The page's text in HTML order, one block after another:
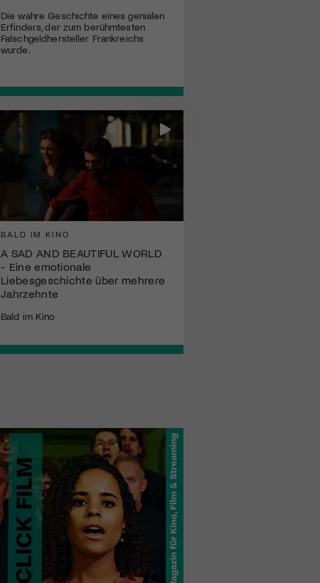
Die wahre Geschichte eines genialen
Erfinders, der zum berühmtesten
Falschgeldhersteller Frankreichs
wurde.
BALD IM KINO
A SAD AND BEAUTIFUL WORLD
- Eine emotionale
Liebesgeschichte über mehrere
Jahrzehnte
Bald im Kino